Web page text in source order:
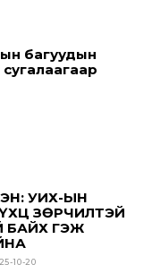
багуудын
сугалаагаар
УИХ-ЫН
ЗӨРЧИЛТЭЙ
БАЙХ ГЭЖ
10-20